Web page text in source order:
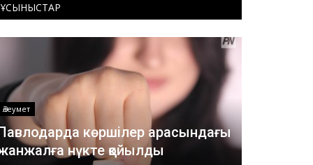
ҰСЫНЫСТАР
Әлеумет
көршілер арасындағы
нүкте қойылды